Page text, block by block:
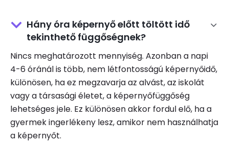
Hány óra képernyő előtt töltött idő
tekinthető függőségnek?
Nincs meghatározott mennyiség. Azonban a napi
4-6 óránál is több, nem létfontosságú képernyőidő,
különösen, ha ez megzavarja az alvást, az iskolát
vagy a társasági életet, a képernyőfüggőség
lehetséges jele. Ez különösen akkor fordul elő, ha a
gyermek ingerlékeny lesz, amikor nem használhatja
a képernyőt.